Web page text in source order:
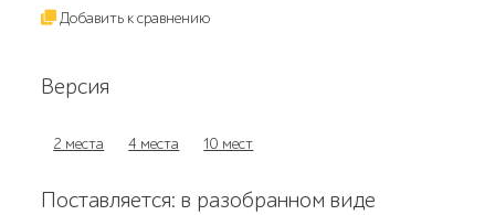
Добавить к сравнению
Версия
2 места 4 места 10 мест
Поставляется: в разобранном виде